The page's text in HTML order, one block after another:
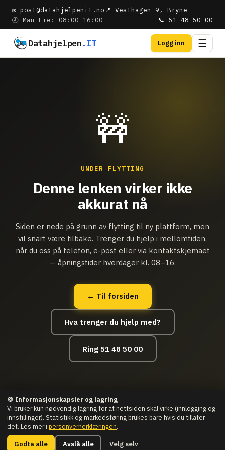
✉ post@datahjelpenit.no 📍 Vesthagen 9, Bryne
🕗 Man–Fre: 08:00–16:00
📞 51 48 50 00
Datahjelpen.IT Logg inn ☰
🚧
UNDER FLYTTING
Denne lenken virker ikke
akkurat nå
Siden er nede på grunn av flytting til ny plattform, men
vil snart være tilbake. Trenger du hjelp i mellomtiden,
når du oss på telefon, e-post eller via kontaktskjemaet
— åpningstider hverdager kl. 08–16.
← Til forsiden
Hva trenger du hjelp med?
Ring 51 48 50 00
© Datahjelpen.IT as · Org nr.: 916 507 011
Man–Fre 08:00–16:00 ·Vesthagen 9, Bryne
🍪 Informasjonskapsler og lagring
Vi bruker kun nødvendig lagring for at nettsiden skal virke (innlogging og
innstillinger). Statistikk og markedsføring brukes bare hvis du tillater
det. Les mer i personvernerklæringen.
Godta alle Avslå alle Velg selv